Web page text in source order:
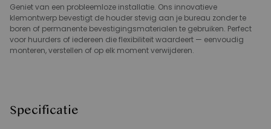
Geniet van een probleemloze installatie. Ons innovatieve
klemontwerp bevestigt de houder stevig aan je bureau zonder te
boren of permanente bevestigingsmaterialen te gebruiken. Perfect
voor huurders of iedereen die flexibiliteit waardeert — eenvoudig
monteren, verstellen of op elk moment verwijderen.
Specificatie